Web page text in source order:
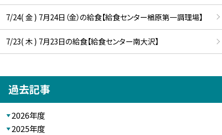
7/24( 金 ) 7月24日（金）の給食【給食センター楢原第一調理場】
7/23( 木 ) 7月23日の給食【給食センター南大沢】
過去記事
2026年度
2025年度